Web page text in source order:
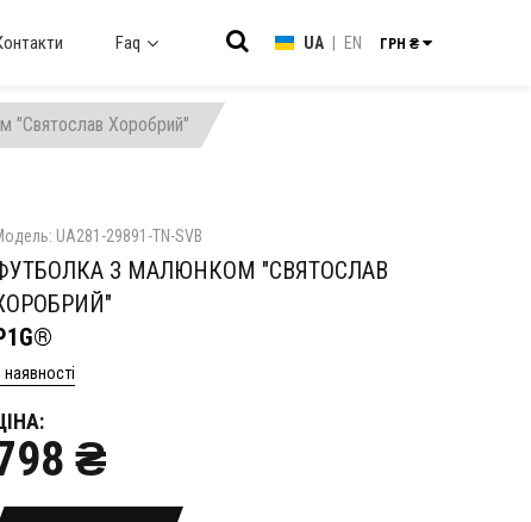
Faq UA EN ГРН ₴
"Святослав Хоробрий"
UA281-29891-TN-SVB
З МАЛЮНКОМ "СВЯТОСЛАВ
наявності
₴